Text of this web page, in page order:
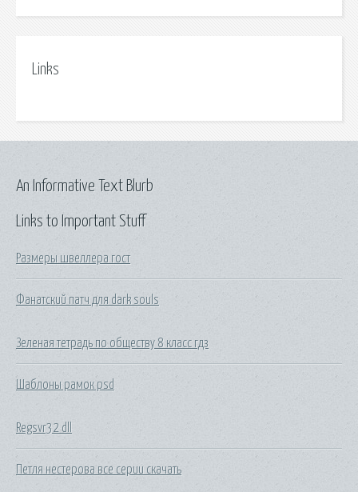
Links
Links to Important Stuff
Размеры швеллера гост
Фанатский патч для dark souls
Зеленая тетрадь по обществу 8 класс гдз
Шаблоны рамок psd
Regsvr32 dll
Петля нестерова все серии скачать
An Informative Text Blurb